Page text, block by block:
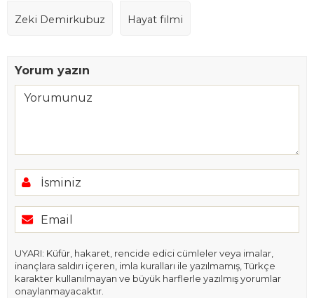
Zeki Demirkubuz Hayat filmi
Yorum yazın
UYARI: Küfür, hakaret, rencide edici cümleler veya imalar,
inançlara saldırı içeren, imla kuralları ile yazılmamış, Türkçe
karakter kullanılmayan ve büyük harflerle yazılmış yorumlar
onaylanmayacaktır.